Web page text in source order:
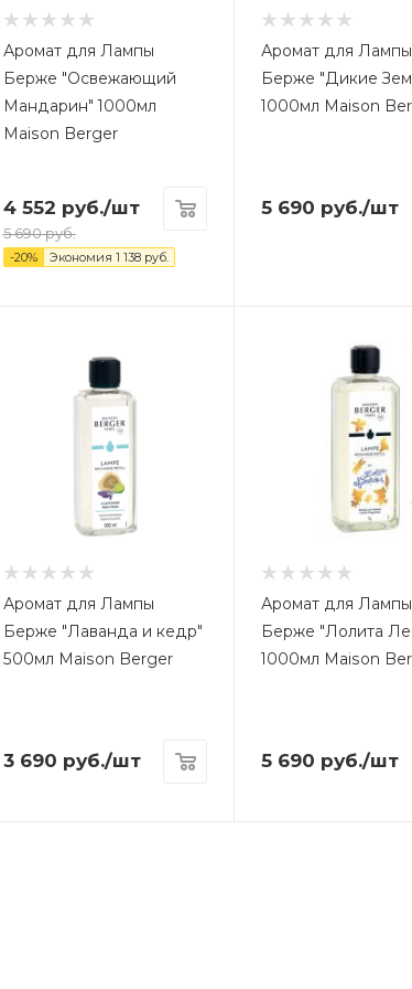
Аромат для Лампы
Берже "Освежающий
Мандарин" 1000мл
Maison Berger
4 552 руб./шт
5 690руб.
-20% Экономия 1 138руб.
Аромат для Лампы
Берже "Дикие
1000мл Maison
5 690 руб./шт
Аромат для Лампы
Берже "Лаванда и кедр"
500мл Maison Berger
3 690 руб./шт
Аромат для Лампы
Берже "Лолита
1000мл Maison
5 690 руб./шт